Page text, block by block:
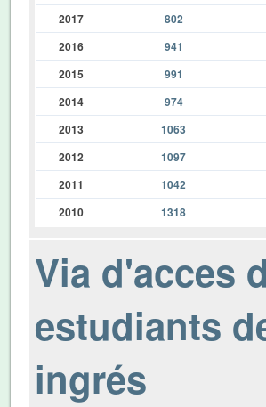
2017
802
2016
941
2015
991
2014
974
2013
1063
2012
1097
2011
1042
2010
1318
Via d'acces
estudiants
ingrés